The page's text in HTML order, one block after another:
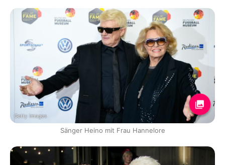
Getty Images
Sänger Heino mit Frau Hannelore